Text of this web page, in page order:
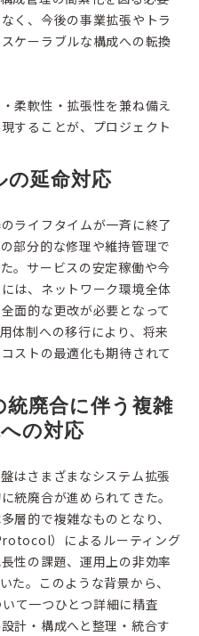
く、今後の事業拡張やトラ
ケーラブルな構成への転換
柔軟性・拡張性を兼ね備え
することが、プロジェクト
の延命対応
ライフタイムが一斉に終了
部分的な修理や維持管理で
。サービスの安定稼働や今
は、ネットワーク環境全体
面的な更改が必要となって
体制への移行により、将来
ストの最適化も期待されて
廃合に伴う複雑
の対応
はさまざまなシステム拡張
統廃合が進められてきた。
層的で複雑なものとなり、
）によるルーティング
性の課題、運用上の非効率
た。このような背景から、
て一つひとつ詳細に精査
計・構成へと整理・統合す